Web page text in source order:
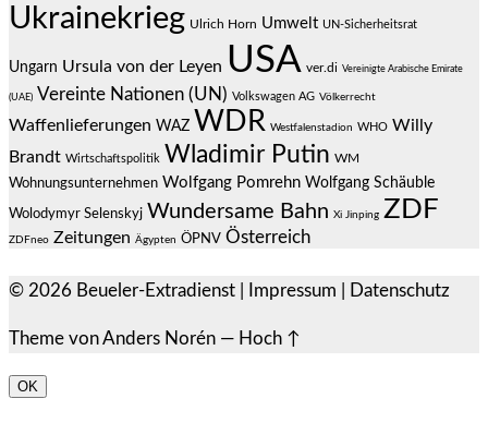
Ukrainekrieg Ulrich Horn Umwelt UN-Sicherheitsrat
Ungarn Ursula von der Leyen USA ver.di Vereinigte Arabische Emirate
(UAE) Vereinte Nationen (UN) Volkswagen AG Völkerrecht
Waffenlieferungen WAZ WDR Westfalenstadion WHO Willy
Brandt Wirtschaftspolitik Wladimir Putin WM
Wohnungsunternehmen Wolfgang Pomrehn Wolfgang Schäuble
Wolodymyr Selenskyj Wundersame Bahn Xi Jinping ZDF
ZDFneo Zeitungen Ägypten ÖPNV Österreich
© 2026 Beueler-Extradienst Impressum Datenschutz
Theme vonAnders Norén — Hoch ↑
OK